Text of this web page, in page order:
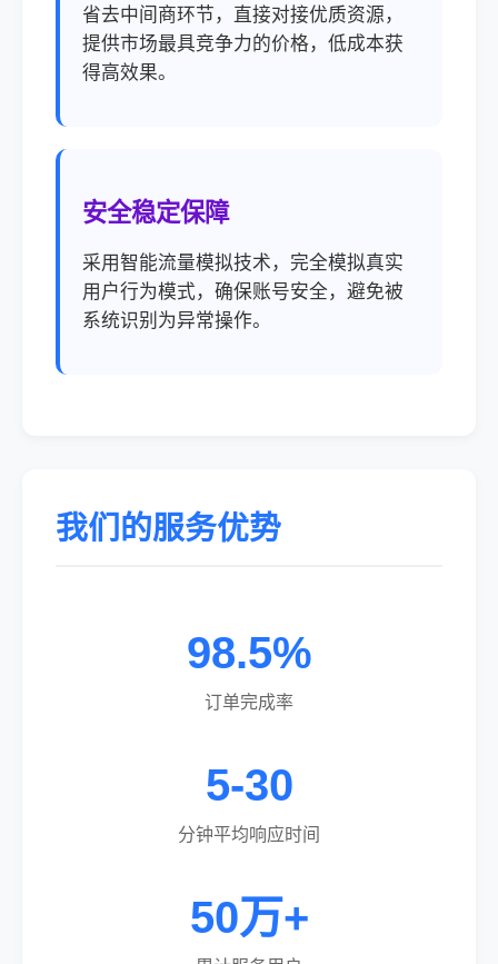
省去中间商环节，直接对接优质资源，
提供市场最具竞争力的价格，低成本获
得高效果。
安全稳定保障
采用智能流量模拟技术，完全模拟真实
用户行为模式，确保账号安全，避免被
系统识别为异常操作。
我们的服务优势
98.5%
订单完成率
5-30
分钟平均响应时间
50万+